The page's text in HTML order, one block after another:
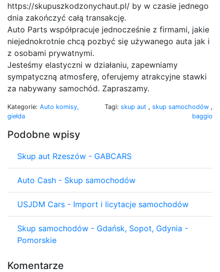
https://skupuszkodzonychaut.pl/ by w czasie jednego
dnia zakończyć całą transakcję.
Auto Parts współpracuje jednocześnie z firmami, jakie
niejednokrotnie chcą pozbyć się używanego auta jak i
z osobami prywatnymi.
Jesteśmy elastyczni w działaniu, zapewniamy
sympatyczną atmosferę, oferujemy atrakcyjne stawki
za nabywany samochód. Zapraszamy.
Kategorie: Auto komisy,
giełda
Tagi: skup aut , skup samochodów ,
baggio
Podobne wpisy
Skup aut Rzeszów - GABCARS
Auto Cash - Skup samochodów
USJDM Cars - Import i licytacje samochodów
Skup samochodów - Gdańsk, Sopot, Gdynia -
Pomorskie
Komentarze